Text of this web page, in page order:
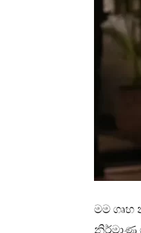
මම ගෘහ
නිර්මාණ